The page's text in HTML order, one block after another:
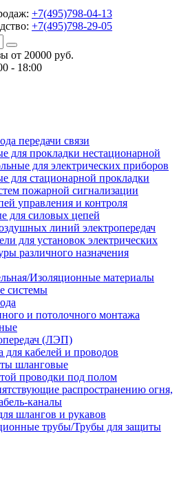
+7(495)798-04-13
+7(495)798-29-05
от 20000 руб.
- 18:00
передачи связи
для прокладки нестационарной
для электрических приборов
для стационарной прокладки
пожарной сигнализации
управления и контроля
для силовых цепей
линий электропередач
для установок электрических
различного назначения
Изоляционные материалы
системы
и потолочного монтажа
(ЛЭП)
для кабелей и проводов
шланговые
проводки под полом
распространению огня,
каналы
шлангов и рукавов
трубы/Трубы для защиты